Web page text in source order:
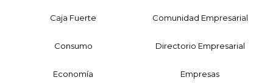
Caja Fuerte Comunidad Empresarial
Consumo Directorio Empresarial
Economía Empresas